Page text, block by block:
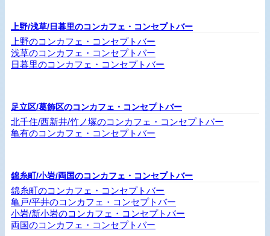
上野/浅草/日暮里のコンカフェ・コンセプトバー
上野のコンカフェ・コンセプトバー
浅草のコンカフェ・コンセプトバー
日暮里のコンカフェ・コンセプトバー
足立区/葛飾区のコンカフェ・コンセプトバー
北千住/西新井/竹ノ塚のコンカフェ・コンセプトバー
亀有のコンカフェ・コンセプトバー
錦糸町/小岩/両国のコンカフェ・コンセプトバー
錦糸町のコンカフェ・コンセプトバー
亀戸/平井のコンカフェ・コンセプトバー
小岩/新小岩のコンカフェ・コンセプトバー
両国のコンカフェ・コンセプトバー